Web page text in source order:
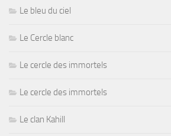
Le bleu du ciel
Le Cercle blanc
Le cercle des immortels
Le cercle des immortels
Le clan Kahill